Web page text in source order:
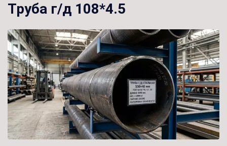
Труба г/д 108*4.5